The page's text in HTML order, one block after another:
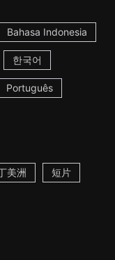
Bahasa Indonesia
한국어
Português
美洲 短片